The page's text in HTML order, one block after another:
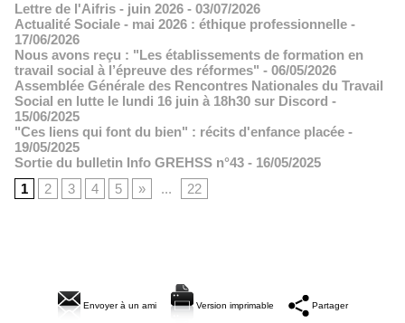
Lettre de l'Aifris - juin 2026 - 03/07/2026
Actualité Sociale - mai 2026 : éthique professionnelle -
17/06/2026
Nous avons reçu : "Les établissements de formation en
travail social à l’épreuve des réformes" - 06/05/2026
Assemblée Générale des Rencontres Nationales du Travail
Social en lutte le lundi 16 juin à 18h30 sur Discord -
15/06/2025
"Ces liens qui font du bien" : récits d'enfance placée -
19/05/2025
Sortie du bulletin Info GREHSS n°43 - 16/05/2025
1
2 3 4 5 » ... 22
Envoyer à un ami Version imprimable Partager